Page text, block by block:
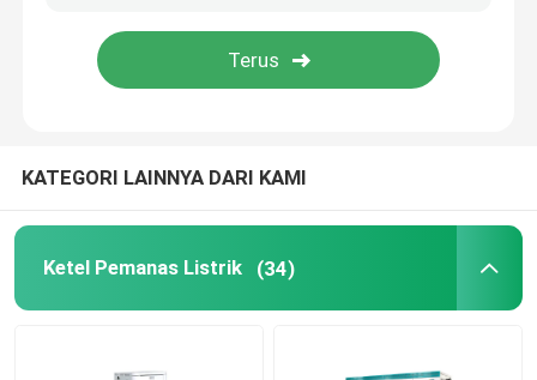
peralatan pemanas induksi frekuensi tinggi
Tungku Induksi Aluminium
Pembangkit Uap EM Steam
KATEGORI LAINNYA DARI KAMI
Ketel Pemanas Listrik (34)